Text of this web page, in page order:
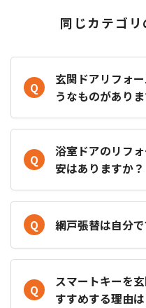
同じカテゴ
Q
玄関ドアリフォ
うなものがあり
Q
浴室ドアのリフ
安はありますか？
Q 網戸張替は自分
Q
スマートキーを
すすめする理由は